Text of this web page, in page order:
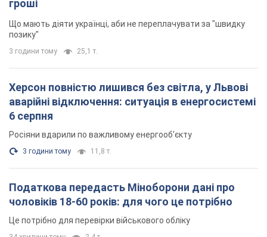
гроші
Що мають діяти українці, аби не переплачувати за "швидку
позику"
3 години тому 25,1 т.
Херсон повністю лишився без світла, у Львові
аварійні відключення: ситуація в енергосистемі
6 серпня
Росіяни вдарили по важливому енергооб'єкту
3 години тому 11,8 т.
Податкова передасть Міноборони дані про
чоловіків 18-60 років: для чого це потрібно
Це потрібно для перевірки військового обліку